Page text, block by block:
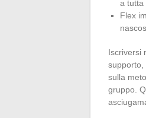
a tutta
Flex
Iscriversi
supporto,
sulla
gruppo.